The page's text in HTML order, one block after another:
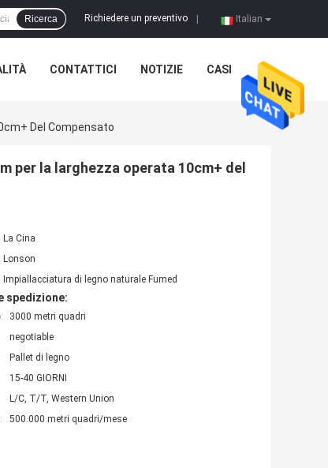
Italian
Richiedere un preventivo
Ricerca
CONTATTICI NOTIZIE CASI
Del Compensato
per la larghezza operata 10cm+ del
La Cina
Lonson
Impiallacciatura di legno naturale Fumed
spedizione:
3000 metri quadri
negotiable
Pallet di legno
15-40 GIORNI
L/C, T/T, Western Union
500.000 metri quadri/mese